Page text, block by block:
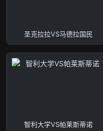
圣克拉拉VS马德拉国民
智利大学VS帕莱斯蒂诺